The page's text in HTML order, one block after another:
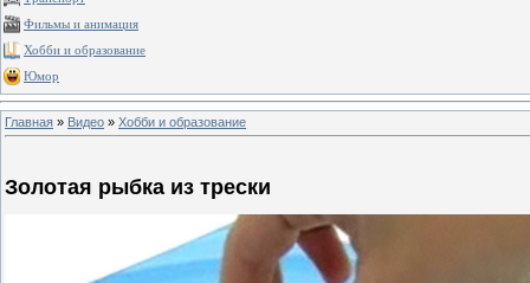
Фильмы и анимация
Хобби и образование
Юмор
Главная » Видео » Хобби и образование
Золотая рыбка из трески